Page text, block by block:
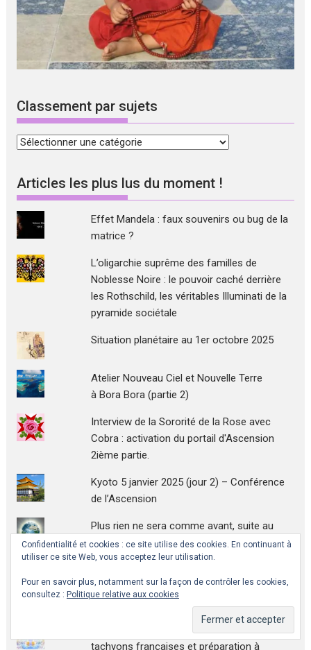
Classement par sujets
Classement
sujets
Articles les plus lus du moment !
Effet Mandela : faux souvenirs ou bug de la
matrice ?
L’oligarchie suprême des familles de
Noblesse Noire : le pouvoir caché derrière
les Rothschild, les véritables Illuminati de la
pyramide sociétale
Situation planétaire au 1er octobre 2025
Atelier Nouveau Ciel et Nouvelle Terre
à Bora Bora (partie 2)
Interview de la Sororité de la Rose avec
Cobra : activation du portail d'Ascension
2ième partie.
Kyoto 5 janvier 2025 (jour 2) – Conférence
de l’Ascension
Plus rien ne sera comme avant, suite au
succès de la méditation mondiale du 21
janvier 2019 !
Discerner le vrai Canal du faux, exercice
pratique pour les travailleurs de lumière
Retours d'expériences sur les chambres à
tachyons françaises et préparation à
Confidentialité et cookies : ce site utilise des cookies. En continuant à
utiliser ce site Web, vous acceptez leur utilisation.
Pour en savoir plus, notamment sur la façon de contrôler les cookies,
consultez : Politique relative aux cookies